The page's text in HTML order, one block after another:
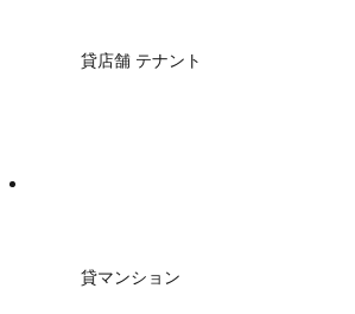
貸店舗 テナント
貸マンション